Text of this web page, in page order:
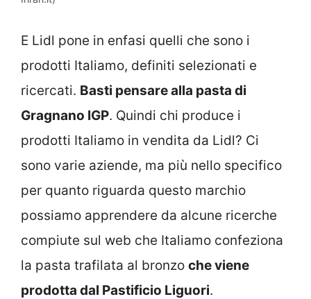
E Lidl pone in enfasi quelli che sono i
prodotti Italiamo, definiti selezionati e
ricercati. Basti pensare alla pasta di
Gragnano IGP. Quindi chi produce i
prodotti Italiamo in vendita da Lidl? Ci
sono varie aziende, ma più nello specifico
per quanto riguarda questo marchio
possiamo apprendere da alcune ricerche
compiute sul web che Italiamo confeziona
la pasta trafilata al bronzo che viene
prodotta dal Pastificio Liguori.